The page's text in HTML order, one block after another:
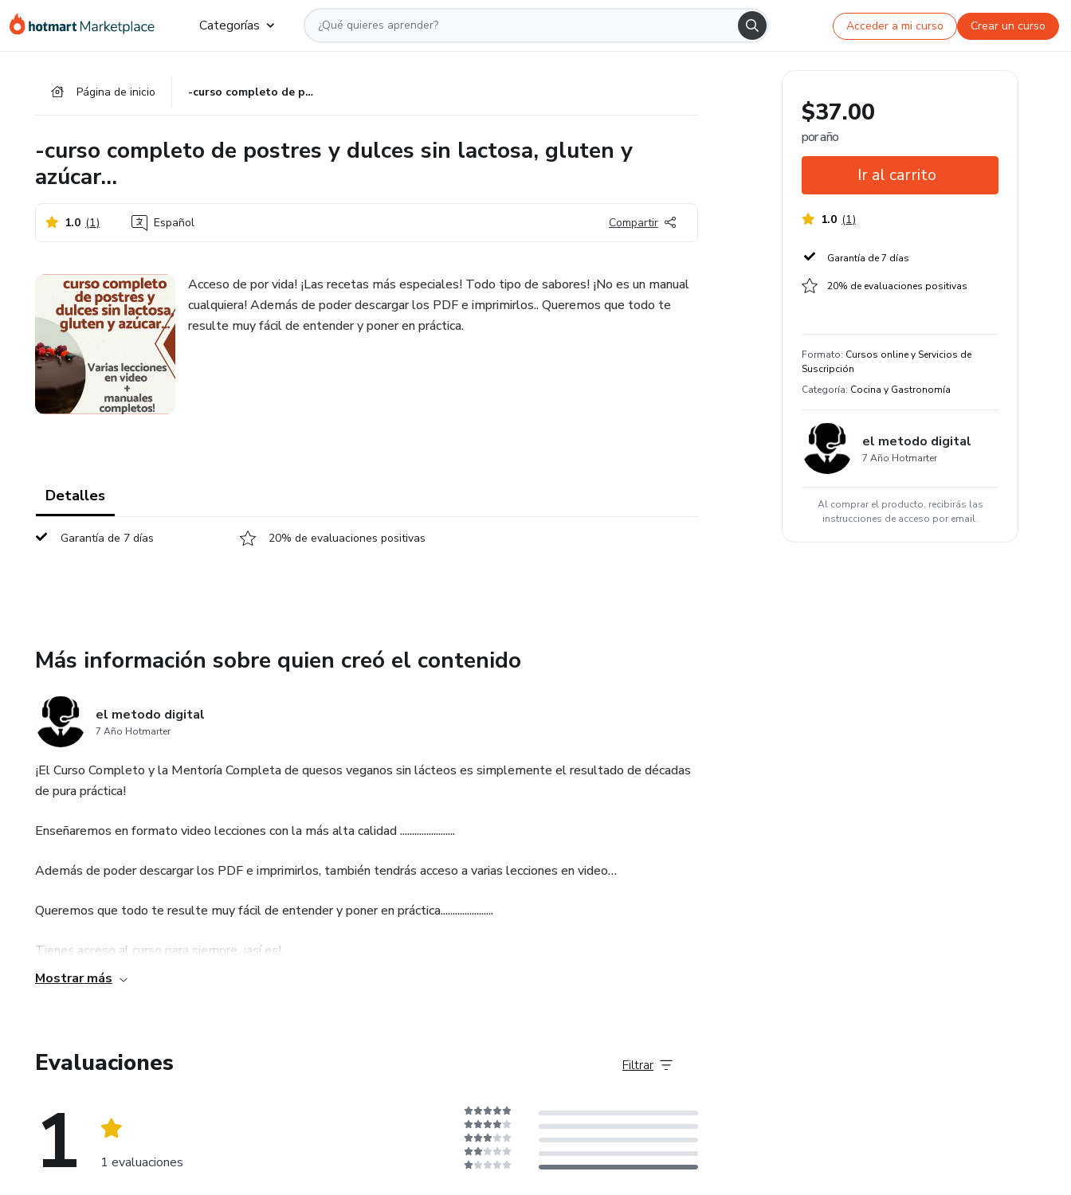
Categorías Acceder a mi curso Crear un curso
Página de inicio -curso completo de postres y dulces sin lactosa, gluten y azúcar…
-curso completo de postres y dulces sin lactosa, gluten y
azúcar…
1.0 (1) Español Compartir
Acceso de por vida! ¡Las recetas más especiales! Todo tipo de sabores! ¡No es un manual
cualquiera! Además de poder descargar los PDF e imprimirlos.. Queremos que todo te
resulte muy fácil de entender y poner en práctica.
Detalles
Garantía de 7 días 20% de evaluaciones positivas
Más información sobre quien creó el contenido
el metodo digital
7 Año Hotmarter
¡El Curso Completo y la Mentoría Completa de quesos veganos sin lácteos es simplemente el resultado de décadas
de pura práctica!
Enseñaremos en formato video lecciones con la más alta calidad .......................
Además de poder descargar los PDF e imprimirlos, también tendrás acceso a varias lecciones en video…
Queremos que todo te resulte muy fácil de entender y poner en práctica......................
Tienes acceso al curso para siempre, ¡así es!
Mostrar más
Evaluaciones
1 1 evaluaciones
Filtrar
$37.00
por año
Ir al carrito
1.0 (1)
Garantía de 7 días
20% de evaluaciones positivas
Formato: Cursos online y Servicios de
Suscripción
Categoría: Cocina y Gastronomía
el metodo digital
7 Año Hotmarter
Al comprar el producto, recibirás las
instrucciones de acceso por email.